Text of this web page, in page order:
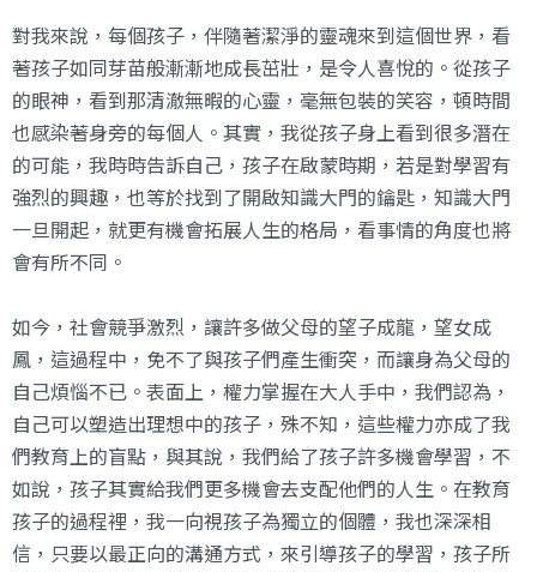
對我來說，每個孩子，伴隨著潔淨的靈魂來到這個世界，看
著孩子如同芽苗般漸漸地成長茁壯，是令人喜悅的。從孩子
的眼神，看到那清澈無暇的心靈，毫無包裝的笑容，頓時間
也感染著身旁的每個人。其實，我從孩子身上看到很多潛在
的可能，我時時告訴自己，孩子在啟蒙時期，若是對學習有
強烈的興趣，也等於找到了開啟知識大門的鑰匙，知識大門
一旦開起，就更有機會拓展人生的格局，看事情的角度也將
會有所不同。
如今，社會競爭激烈，讓許多做父母的望子成龍，望女成
鳳，這過程中，免不了與孩子們產生衝突，而讓身為父母的
自己煩惱不已。表面上，權力掌握在大人手中，我們認為，
自己可以塑造出理想中的孩子，殊不知，這些權力亦成了我
們教育上的盲點，與其說，我們給了孩子許多機會學習，不
如說，孩子其實給我們更多機會去支配他們的人生。在教育
孩子的過程裡，我一向視孩子為獨立的個體，我也深深相
信，只要以最正向的溝通方式，來引導孩子的學習，孩子所